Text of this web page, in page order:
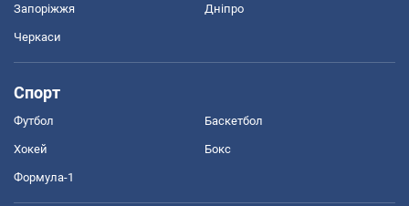
Запоріжжя Дніпро
Черкаси
Спорт
Футбол Баскетбол
Хокей Бокс
Формула-1